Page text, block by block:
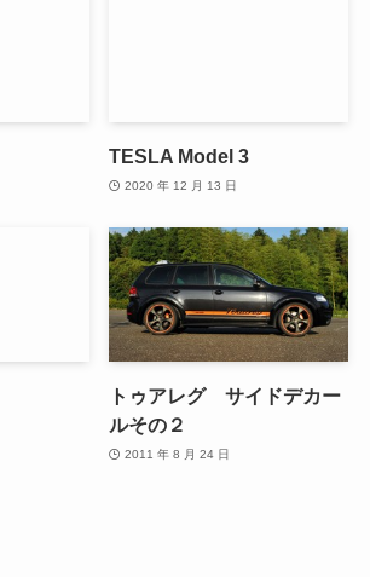
TESLA Model 3
2020 年 12 月 13 日
トゥアレグ サイドデカー
ルその２
2011 年 8 月 24 日